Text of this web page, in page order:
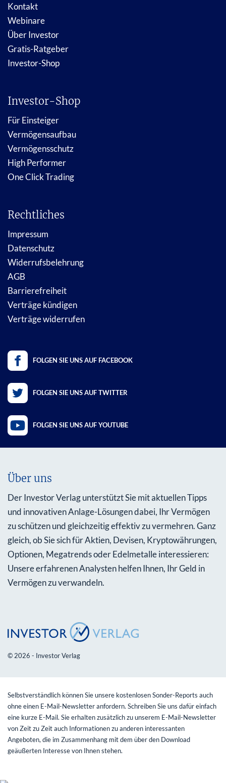
Kontakt
Webinare
Über Investor
Gratis-Ratgeber
Investor-Shop
Investor-Shop
Für Einsteiger
Vermögensaufbau
Vermögensschutz
High Performer
One Click Trading
Rechtliches
Impressum
Datenschutz
Widerrufsbelehrung
AGB
Barrierefreiheit
Verträge kündigen
Verträge widerrufen
FOLGEN SIE UNS AUF FACEBOOK
FOLGEN SIE UNS AUF TWITTER
FOLGEN SIE UNS AUF YOUTUBE
Über uns
Der Investor Verlag unterstützt Sie mit aktuellen Tipps
und innovativen Anlage-Lösungen dabei, Ihr Vermögen
zu schützen und gleichzeitig effektiv zu vermehren. Ganz
gleich, ob Sie sich für Aktien, Devisen, Kryptowährungen,
Optionen, Megatrends oder Edelmetalle interessieren:
Unsere erfahrenen Analysten helfen Ihnen, Ihr Geld in
Vermögen zu verwandeln.
© 2026 - Investor Verlag
Selbstverständlich können Sie unsere kostenlosen Sonder-Reports auch
ohne einen E-Mail-Newsletter anfordern. Schreiben Sie uns dafür einfach
eine kurze E-Mail. Sie erhalten zusätzlich zu unserem E-Mail-Newsletter
von Zeit zu Zeit auch Informationen zu anderen interessanten
Angeboten, die im Zusammenhang mit dem über den Download
geäußerten Interesse von Ihnen stehen.